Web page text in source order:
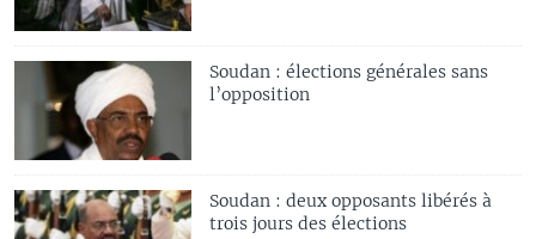
Soudan : élections générales sans
l’opposition
Soudan : deux opposants libérés à
trois jours des élections